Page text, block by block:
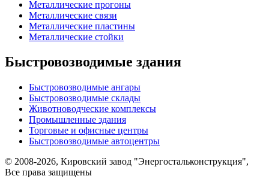
Металлические прогоны
Металлические связи
Металлические пластины
Металлические стойки
Быстровозводимые здания
Быстровозводимые ангары
Быстровозводимые склады
Животноводческие комплексы
Промышленные здания
Торговые и офисные центры
Быстровозводимые автоцентры
© 2008-2026, Кировский завод "Энергостальконструкция",
Все права защищены